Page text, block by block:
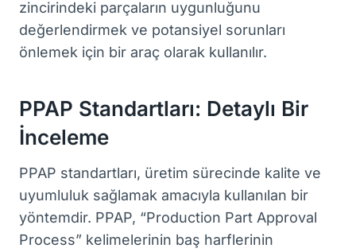
zincirindeki parçaların uygunluğunu
değerlendirmek ve potansiyel sorunları
önlemek için bir araç olarak kullanılır.
PPAP Standartları: Detaylı Bir
İnceleme
PPAP standartları, üretim sürecinde kalite ve
uyumluluk sağlamak amacıyla kullanılan bir
yöntemdir. PPAP, “Production Part Approval
Process” kelimelerinin baş harflerinin